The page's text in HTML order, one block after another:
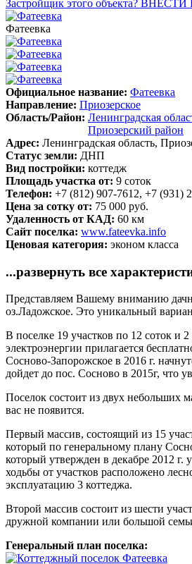
Застройщик этого объекта?
Фатеевка
Официальное название: Фатеевка
Направление: Приозерское
Область/Район: Ленинградская
Приозерский район
Адрес: Ленинградская область,
Статус земли: ДНП
Вид постройки: коттедж
Площадь участка от: 9 соток
Телефон: +7 (812) 907-7612, +7 (931)
Цена за сотку от: 75 000 руб.
Удаленность от КАД: 60 км
Сайт поселка: www.fateevka.info
Ценовая категория: эконом класса
...развернуть все
Представляем Вашему вниманию
оз.Ладожское. Это уникальный
В поселке 19 участков по 12 соток и
электроэнергии прилагается
Сосново-Запорожское в 2016 г.
дойдет до пос. Сосново в 2015г, что
Поселок состоит из двух небольших
вас не появится.
Первый массив, состоящий из 15
который по генеральному плану
который утвержден в декабре 2012
ходьбы от участков расположено
эксплуатацию 3 коттеджа.
Второй массив состоит из шести
дружной компании или большой
Генеральный план поселка: